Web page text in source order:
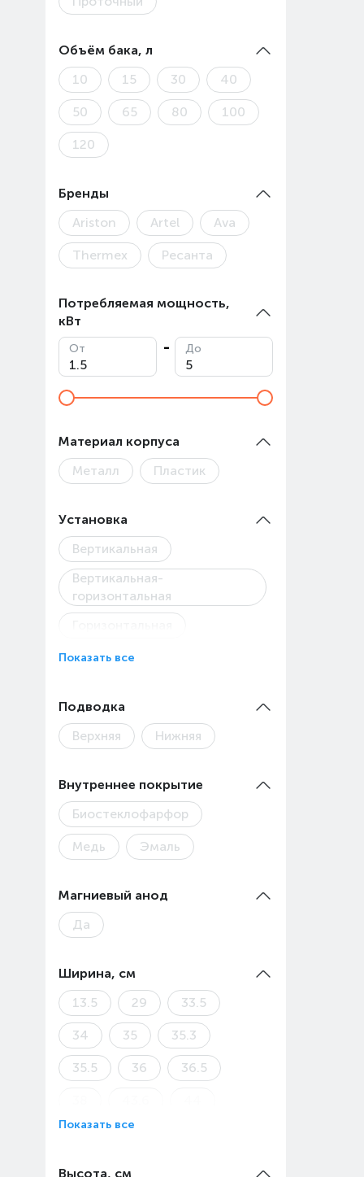
Объём бака, л
10
15 30 40
50 65 80 100
120
Бренды
Ariston
Artel Ava
Thermex Ресанта
Потребляемая мощность,
кВт
От До
Материал корпуса
Металл
Пластик
Установка
Вертикальная
Вертикальная-
горизонтальная
Показать все
Подводка
Верхняя
Нижняя
Внутреннее покрытие
Биостеклофарфор
Медь Эмаль
Магниевый анод
Да
Ширина, см
13.5
29 33.5
34 35 35.3
35.5 36 36.5
44.5
Показать все
Высота, см